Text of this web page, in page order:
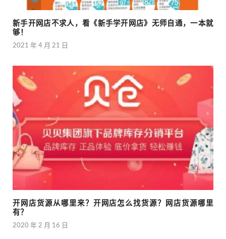
新手开网店不求人，看《新手学开网店》无师自通，一本就
够！
2021 年 4 月 21 日
开网店货源从哪里来？开网店怎么找货源？网店货源哪里
有？
2020 年 2 月 16 日